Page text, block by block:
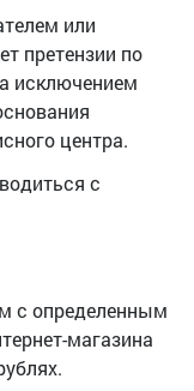
или
претензии по
исключением
центра.
с
с определенным
магазина